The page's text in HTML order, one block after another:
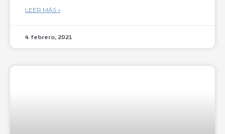
LEER MÁS »
4 febrero, 2021